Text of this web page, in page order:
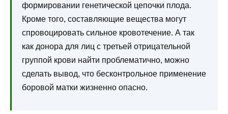
формировании генетической цепочки плода.
Кроме того, составляющие вещества могут
спровоцировать сильное кровотечение. А так
как донора для лиц с третьей отрицательной
группой крови найти проблематично, можно
сделать вывод, что бесконтрольное применение
боровой матки жизненно опасно.